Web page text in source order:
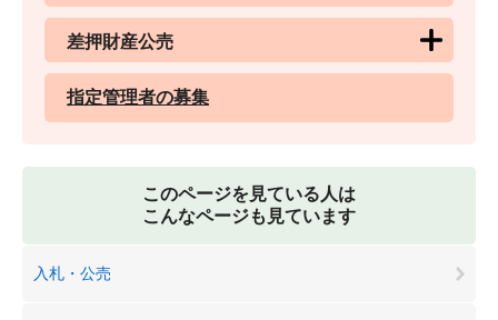
差押財産公売
指定管理者の募集
このページを見ている人は
こんなページも見ています
入札・公売